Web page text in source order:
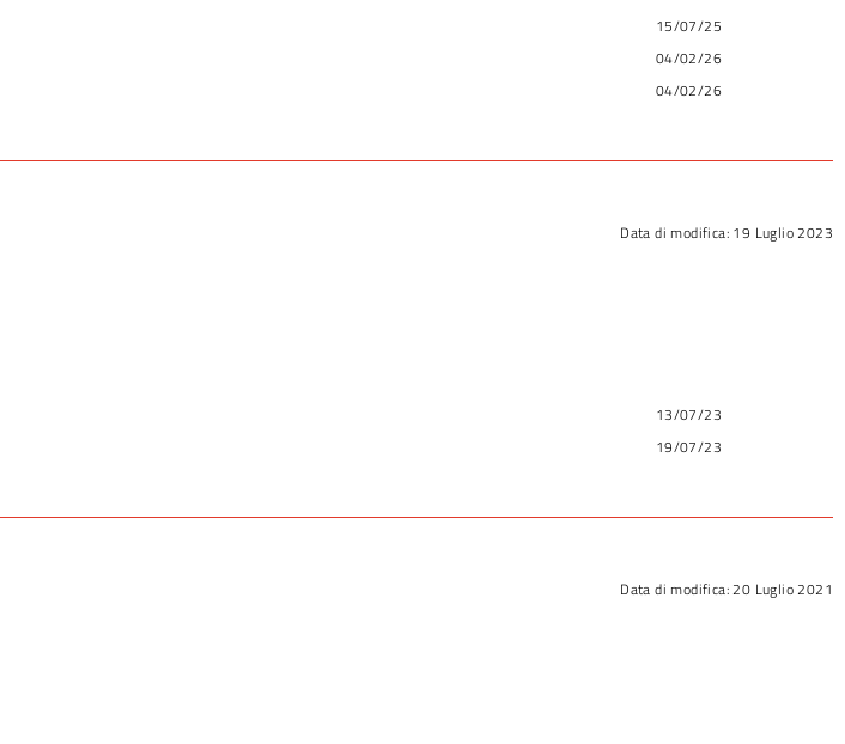
15/07/25
04/02/26
04/02/26
Data di modifica: 19 Luglio 2023
13/07/23
19/07/23
Data di modifica:20 Luglio 2021